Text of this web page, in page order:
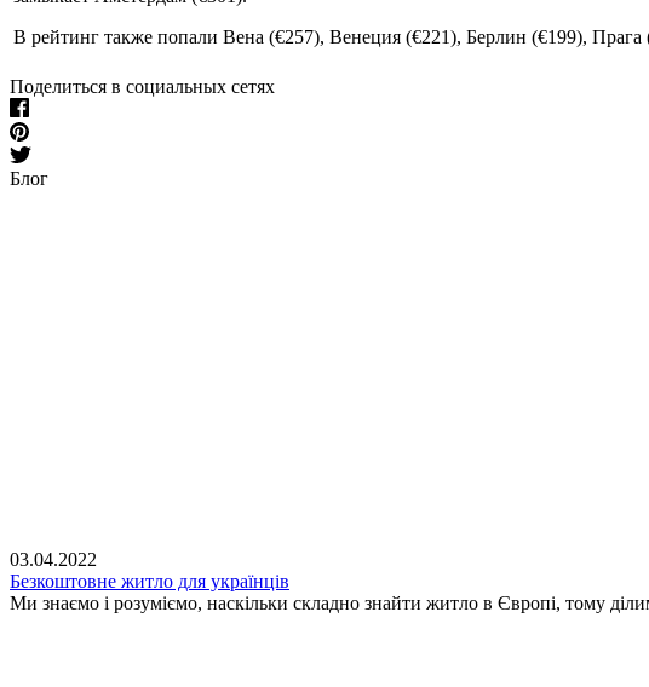
В рейтинг также попали Вена (€257), Венеция (€221), Берлин (€199),
Поделиться в социальных сетях
Блог
03.04.2022
Безкоштовне житло для українців
Ми знаємо і розуміємо, наскільки складно знайти житло в Європі, тому